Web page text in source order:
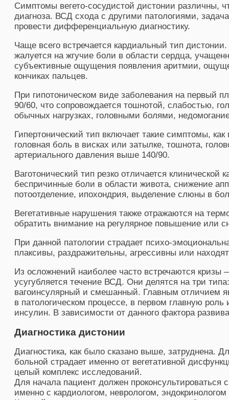
Симптомы вегето-сосудистой дистонии различны,
диагноза. ВСД схода с другими патологиями,
провести дифференциальную диагностику.
Чаще всего встречается кардиальный тип
жалуется на жгучие боли в области сердца,
субъективные ощущения появления аритмии,
кончиках пальцев.
При гипотоническом виде заболевания на первый
90/60, что сопровождается тошнотой, слабостью,
обычных нагрузках, головными болями,
Гипертонический тип включает такие симптомы,
головная боль в висках или затылке, тошнота,
артериального давления выше 140/90.
Ваготонический тип резко отличается клинической
беспричинные боли в области живота, снижение
потоотделение, ипохондрия, выделение слюны в
Вегетативные нарушения также отражаются на
обратить внимание на регулярное повышение или
При данной патологии страдает психо-
плаксивы, раздражительны, агрессивны или
Из осложнений наиболее часто встречаются кризы
усугубляется течение ВСД. Они делятся на три
вагоинсулярный и смешанный. Главным отличием
в патологическом процессе, в первом главную роль
инсулин. В зависимости от данного фактора
Диагностика дистонии
Диагностика, как было сказано выше, затруднена.
больной страдает именно от вегетативной
целый комплекс исследований.
Для начала пациент должен проконсультироваться
именно с кардиологом, неврологом, эндокринологом